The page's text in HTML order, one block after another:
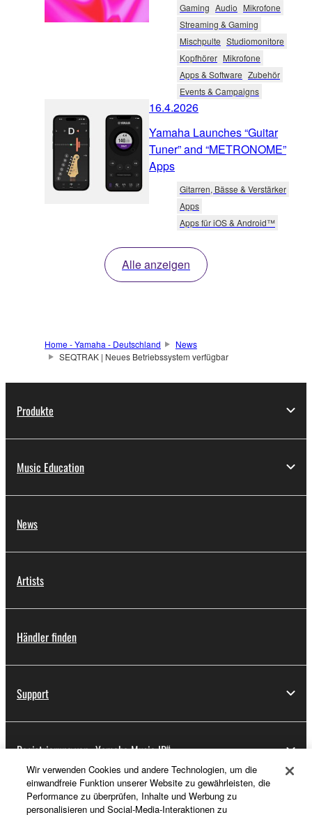
Gaming Audio Mikrofone
Streaming & Gaming
Mischpulte Studiomonitore
Kopfhörer Mikrofone
Apps & Software Zubehör
Events & Campaigns
16.4.2026
Yamaha Launches “Guitar
Tuner” and “METRONOME”
Apps
Gitarren, Bässe & Verstärker
Apps
Apps für iOS & Android™
Alle anzeigen
Home - Yamaha - Deutschland
News
SEQTRAK | Neues Betriebssystem verfügbar
Produkte
Music Education
News
Artists
Händler finden
Support
Registrierung von „Yamaha Music ID“
Über Yamaha
Wir verwenden Cookies und andere Technologien, um die
einwandfreie Funktion unserer Website zu gewährleisten, die
Performance zu überprüfen, Inhalte und Werbung zu
personalisieren und Social-Media-Interaktionen zu